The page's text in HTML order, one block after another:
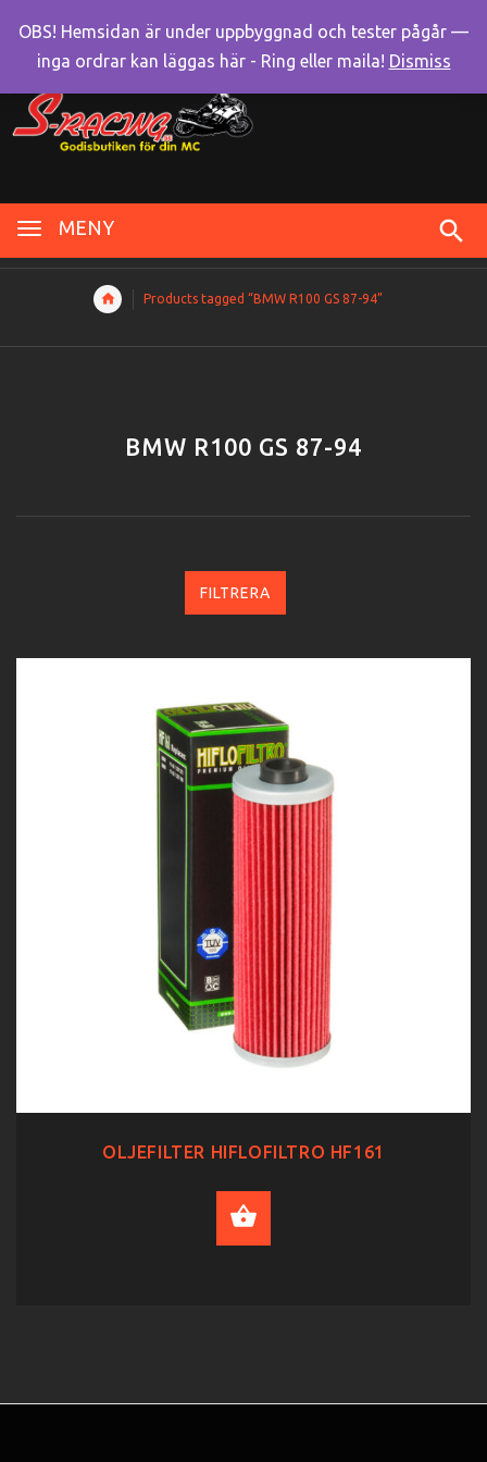
MENY
Products tagged “BMW R100 GS 87-94”
BMW R100 GS 87-94
FILTRERA
OLJEFILTER HIFLOFILTRO HF161
OBS! Hemsidan är under uppbyggnad och tester pågår —
inga ordrar kan läggas här - Ring eller maila! Dismiss